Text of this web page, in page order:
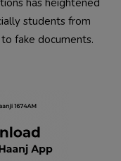
students from
fake documents.